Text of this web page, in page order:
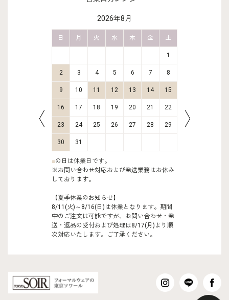
2026年8月
日 月 火 水 木 金 土
1
2 3 4 5 6 7 8
9 10 11 12 13 14 15
16 17 18 19 20 21 22
23 24 25 26 27 28 29
30 31
■の日は休業日です。
※お問い合わせ対応および発送業務はお休み
しております。
【夏季休業のお知らせ】
8/11(火)～8/16(日)は休業となります。期間
中のご注文は可能ですが、お問い合わせ・発
送・返品の受付および処理は8/17(月)より順
次対応いたします。ご了承ください。